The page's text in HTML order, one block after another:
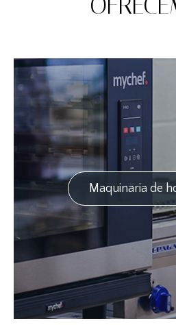
Maquinaria de